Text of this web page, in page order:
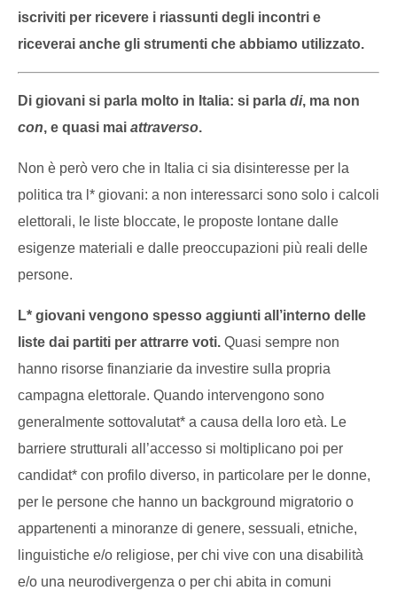
iscriviti per ricevere i riassunti degli incontri e
riceverai anche gli strumenti che abbiamo utilizzato.
Di giovani si parla molto in Italia: si parla di, ma non
con, e quasi mai attraverso.
Non è però vero che in Italia ci sia disinteresse per la
politica tra l* giovani: a non interessarci sono solo i calcoli
elettorali, le liste bloccate, le proposte lontane dalle
esigenze materiali e dalle preoccupazioni più reali delle
persone.
L* giovani vengono spesso aggiunti all’interno delle
liste dai partiti per attrarre voti. Quasi sempre non
hanno risorse finanziarie da investire sulla propria
campagna elettorale. Quando intervengono sono
generalmente sottovalutat* a causa della loro età. Le
barriere strutturali all’accesso si moltiplicano poi per
candidat* con profilo diverso, in particolare per le donne,
per le persone che hanno un background migratorio o
appartenenti a minoranze di genere, sessuali, etniche,
linguistiche e/o religiose, per chi vive con una disabilità
e/o una neurodivergenza o per chi abita in comuni